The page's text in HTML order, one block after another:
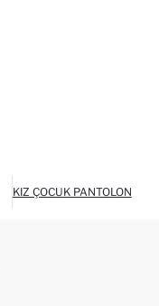
KIZ ÇOCUK PANTOLON